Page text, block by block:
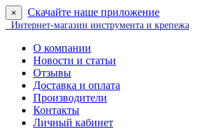
× Скачайте наше приложение
Интернет-магазин инструмента и крепежа
О компании
Новости и статьи
Отзывы
Доставка и оплата
Производители
Контакты
Личный кабинет